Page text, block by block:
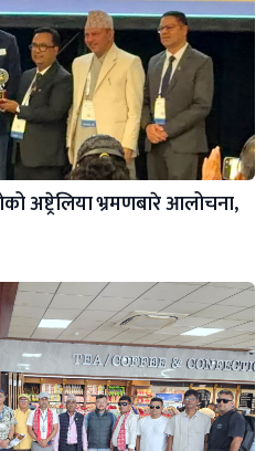
अष्ट्रेलिया भ्रमणबारे आलोचना,